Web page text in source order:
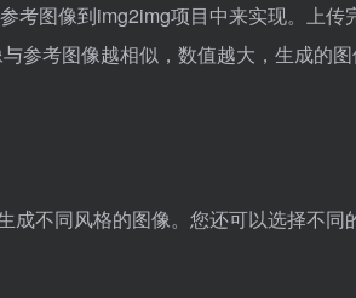
考图像到img2img项目中来实现。上传
参考图像越相似，数值越大，生成的
成不同风格的图像。您还可以选择不同